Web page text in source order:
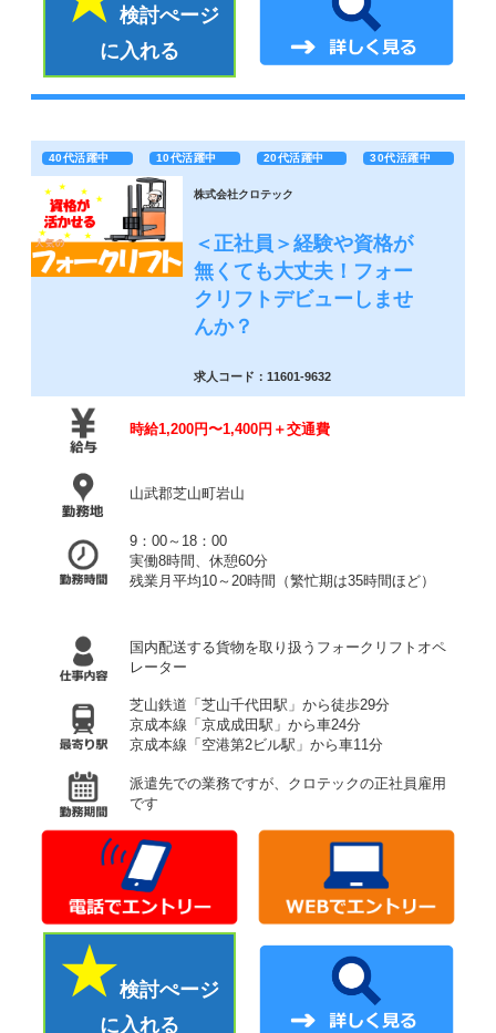
検討ぺージ
に入れる
40代活躍中 10代活躍中 20代活躍中 30代活躍中
株式会社クロテック
＜正社員＞経験や資格が
無くても大丈夫！フォー
クリフトデビューしませ
んか？
求人コード：11601-9632
時給1,200円〜1,400円＋交通費
山武郡芝山町岩山
9：00～18：00
実働8時間、休憩60分
残業月平均10～20時間（繁忙期は35時間ほど）
国内配送する貨物を取り扱うフォークリフトオペ
レーター
芝山鉄道「芝山千代田駅」から徒歩29分
京成本線「京成成田駅」から車24分
京成本線「空港第2ビル駅」から車11分
派遣先での業務ですが、クロテックの正社員雇用
です
検討ぺージ
に入れる